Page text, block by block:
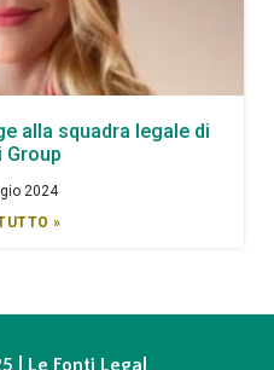
alla squadra legale di
Group
2024
»
| Le Fonti Legal